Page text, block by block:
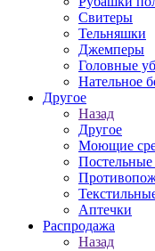
Свитеры
Тельняшки
Джемперы
Головные
Нательное
Другое
Назад
Другое
Моющие
Аптечки
Распродажа
Назад